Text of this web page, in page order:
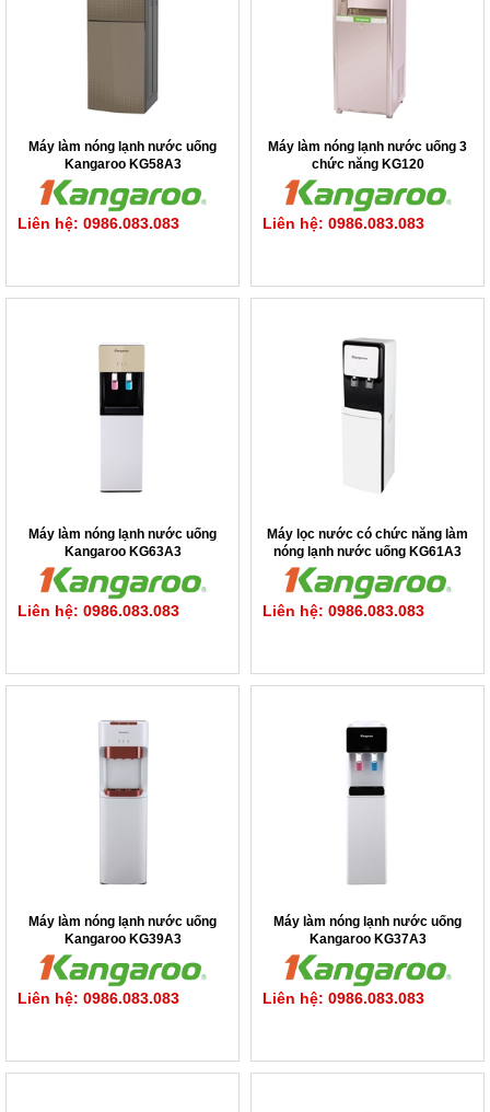
Máy làm nóng lạnh nước uống
Kangaroo KG58A3
Liên hệ: 0986.083.083
Máy làm nóng lạnh nước uống 3
chức năng KG120
Liên hệ: 0986.083.083
Máy làm nóng lạnh nước uống
Kangaroo KG63A3
Liên hệ: 0986.083.083
Máy lọc nước có chức năng làm
nóng lạnh nước uống KG61A3
Liên hệ: 0986.083.083
Máy làm nóng lạnh nước uống
Kangaroo KG39A3
Liên hệ: 0986.083.083
Máy làm nóng lạnh nước uống
Kangaroo KG37A3
Liên hệ: 0986.083.083